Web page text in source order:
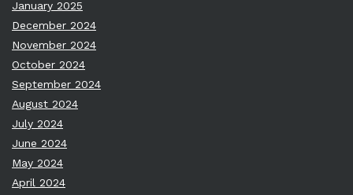
January 2025
December 2024
November 2024
October 2024
September 2024
August 2024
July 2024
June 2024
May 2024
April 2024